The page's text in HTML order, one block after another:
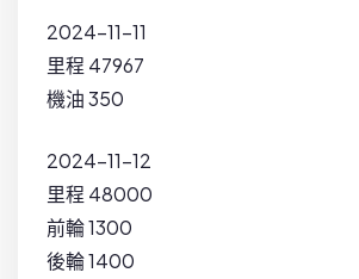
2024-11-11
里程 47967
機油 350
2024-11-12
里程 48000
前輪 1300
後輪 1400